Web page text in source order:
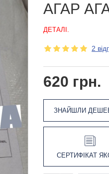
АГАР
ДЕТАЛІ.
2
620 грн.
ЗНАЙШЛИ
СЕРТИФІКАТ